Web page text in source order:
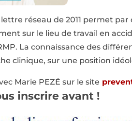
lettre réseau de 2011 permet par
sur le lieu de travail en
La connaissance des
clinique, sur une position
Marie PEZÉ sur le site
inscrire avant !